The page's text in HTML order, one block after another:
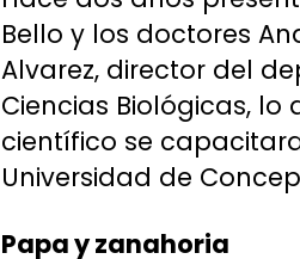
Bello y los doctores
Alvarez, director del
Ciencias Biológicas,
científico se
Universidad de
Papa y zanahoria